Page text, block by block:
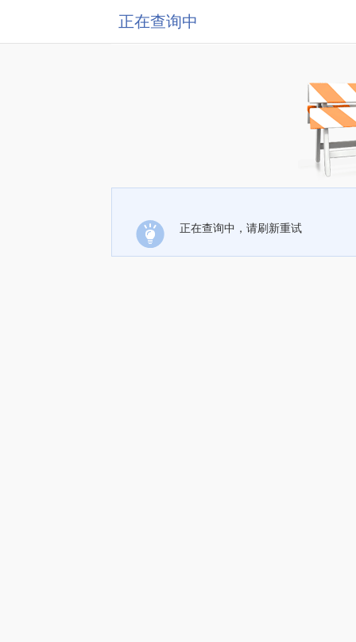
正在查询中
正在查询中，请刷新重试